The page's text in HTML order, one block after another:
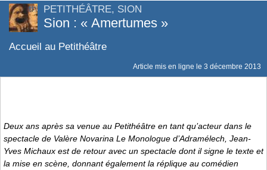
PETITHÉÂTRE, SION
Sion : « Amertumes »
Accueil au Petithéâtre
Article mis en ligne le 3 décembre 2013
Deux ans après sa venue au Petithéâtre en tant qu’acteur dans le
spectacle de Valère Novarina Le Monologue d’Adramélech , Jean-
Yves Michaux est de retour avec un spectacle dont il signe le texte et
la mise en scène, donnant également la réplique au comédien